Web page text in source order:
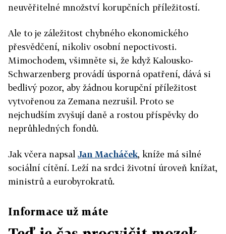
neuvěřitelné množství korupčních příležitostí.
Ale to je záležitost chybného ekonomického
přesvědčení, nikoliv osobní nepoctivosti.
Mimochodem, všimněte si, že když Kalousko-
Schwarzenberg provádí úsporná opatření, dává si
bedlivý pozor, aby žádnou korupční příležitost
vytvořenou za Zemana nezrušil. Proto se
nejchudším zvyšují daně a rostou příspěvky do
neprůhledných fondů.
Jak včera napsal Jan Macháček, kníže má silné
sociální cítění. Leží na srdci životní úroveň knížat,
ministrů a eurobyrokratů.
Informace už máte